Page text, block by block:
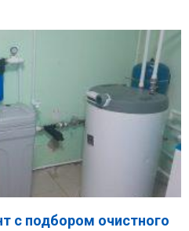
с подбором очистного